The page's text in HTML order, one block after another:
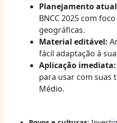
Planejamento
BNCC 2025 com
geográficas.
Material editável:
fácil adaptação à
Aplicação imediata:
para usar com suas
Médio.